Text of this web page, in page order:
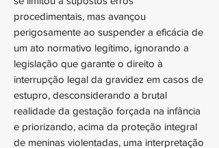
procedimentais, mas avançou
perigosamente ao suspender a eficácia de
um ato normativo legítimo, ignorando a
legislação que garante o direito à
interrupção legal da gravidez em casos de
estupro, desconsiderando a brutal
realidade da gestação forçada na infância
e priorizando, acima da proteção integral
de meninas violentadas, uma interpretação